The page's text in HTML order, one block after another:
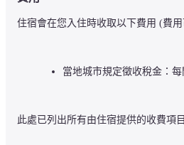
住宿會在您入住時收取以下費用 (費用
當地城市規定徵收稅金：
此處已列出所有由住宿提供的收費項